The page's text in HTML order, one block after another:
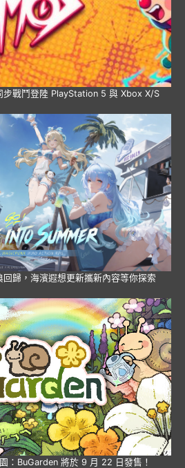
步戰鬥登陸 PlayStation 5 與 Xbox X/S
回歸，海濱遐想更新攜新內容等你探索
：BuGarden 將於 9 月 22 日發售！